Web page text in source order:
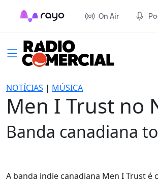
On Air
NOTÍCIAS | MÚSICA
Men I Trust no
Banda canadiana
A banda indie canadiana Men I Trust é